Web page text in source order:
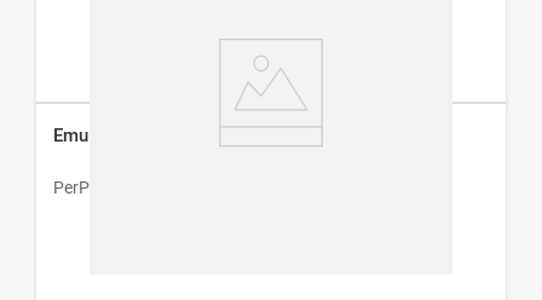
Emulsión Corporal Perpiel Antiage x 400 g
PerPiel